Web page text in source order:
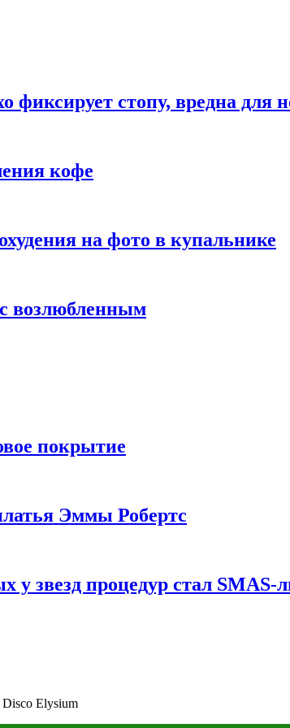
фиксирует стопу, вредна для
кофе
на фото в купальнике
возлюбленным
покрытие
Эммы Робертс
у звезд процедур стал SMAS-
Elysium